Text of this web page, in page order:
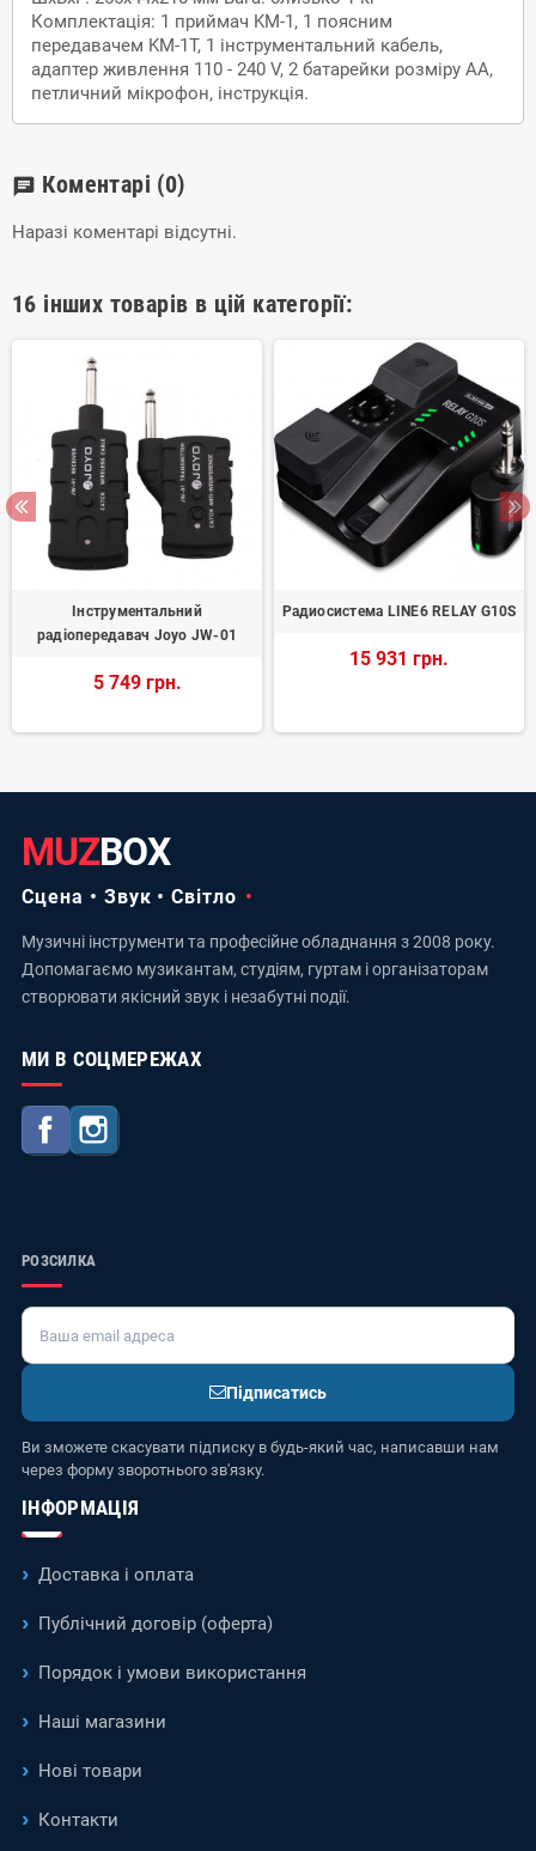
Комплектація: 1 приймач KM-1, 1 поясним
передавачем KM-1T, 1 інструментальний кабель,
адаптер живлення 110 - 240 V, 2 батарейки розміру АА,
петличний мікрофон, інструкція.
chat Коментарі (0)
Наразі коментарі відсутні.
16 інших товарів в цій категорії:
Інструментальний
радіопередавач Joyo JW-01
5 749 грн.
Радиосистема LINE6 RELAY G10S
15 931 грн.
MUZBOX
Сцена • Звук • Світло
Музичні інструменти та професійне обладнання з 2008 року.
Допомагаємо музикантам, студіям, гуртам і організаторам
створювати якісний звук і незабутні події.
МИ В СОЦМЕРЕЖАХ
Facebook
РОЗСИЛКА
Підписатись
Ви зможете скасувати підписку в будь-який час, написавши нам
через форму зворотнього зв'язку.
ІНФОРМАЦІЯ
Доставка і оплата
Публічний договір (оферта)
Порядок і умови використання
Наші магазини
Нові товари
Контакти